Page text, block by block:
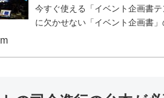
今すぐ使える「イベント企画書
に欠かせない「イベント企画書」